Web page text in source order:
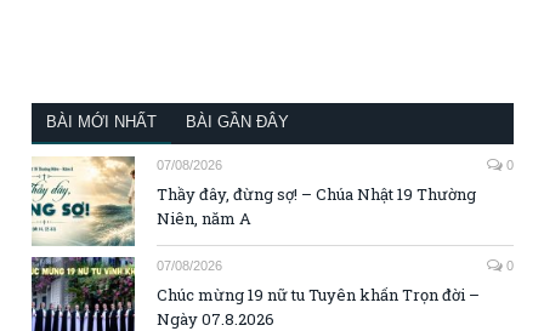
BÀI MỚI NHẤT BÀI GẦN ĐÂY
07/08/2026 0
Thầy đây, đừng sợ! – Chúa Nhật 19 Thường
Niên, năm A
07/08/2026 0
Chúc mừng 19 nữ tu Tuyên khấn Trọn đời –
Ngày 07.8.2026